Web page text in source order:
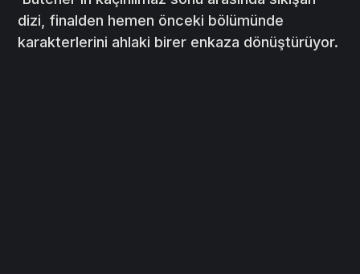
dizi, finalden hemen önceki bölümünde
karakterlerini ahlaki birer enkaza dönüştürüyor.